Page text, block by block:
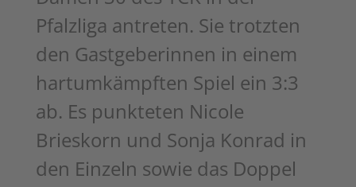
Pfalzliga antreten. Sie trotzten
den Gastgeberinnen in einem
hartumkämpften Spiel ein 3:3
ab. Es punkteten Nicole
Brieskorn und Sonja Konrad in
den Einzeln sowie das Doppel